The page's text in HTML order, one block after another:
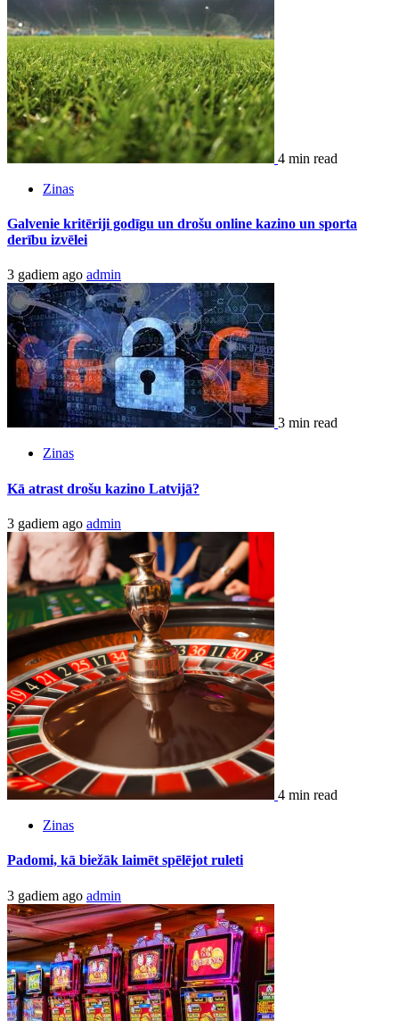
4 min read
Zinas
Galvenie kritēriji godīgu un drošu online kazino un sporta
derību izvēlei
3 gadiem ago admin
3 min read
Zinas
Kā atrast drošu kazino Latvijā?
3 gadiem ago admin
4 min read
Zinas
Padomi, kā biežāk laimēt spēlējot ruleti
3 gadiem ago admin